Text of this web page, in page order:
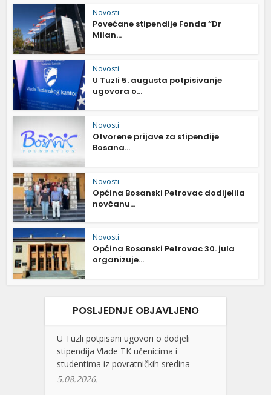
Novosti
Povećane stipendije Fonda “Dr
Milan...
Novosti
U Tuzli 5. augusta potpisivanje
ugovora o...
Novosti
Otvorene prijave za stipendije
Bosana...
Novosti
Općina Bosanski Petrovac dodijelila
novčanu...
Novosti
Općina Bosanski Petrovac 30. jula
organizuje...
POSLJEDNJE OBJAVLJENO
U Tuzli potpisani ugovori o dodjeli
stipendija Vlade TK učenicima i
studentima iz povratničkih sredina
5.08.2026.